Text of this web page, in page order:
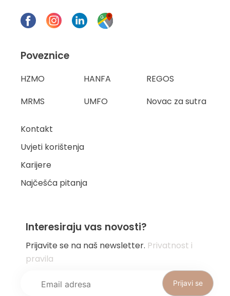
Poveznice
HZMO HANFA
REGOS
MRMS
UMFO Novac za sutra
Kontakt
Uvjeti korištenja
Karijere
Najčešća pitanja
Interesiraju vas novosti?
Prijavite se na naš newsletter. Privatnost i
pravila